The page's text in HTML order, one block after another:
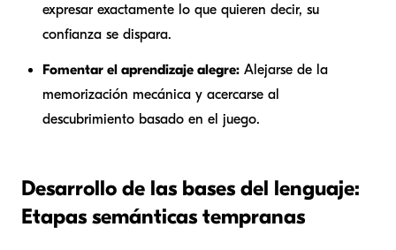
expresar exactamente lo que quieren decir, su
confianza se dispara.
Fomentar el aprendizaje alegre: Alejarse de la
memorización mecánica y acercarse al
descubrimiento basado en el juego.
Desarrollo de las bases del lenguaje:
Etapas semánticas tempranas